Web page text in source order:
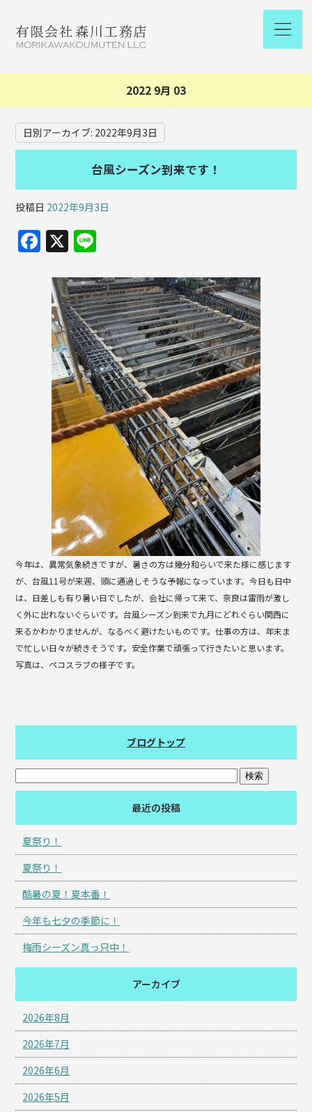
2022 9月 03
日別アーカイブ: 2022年9月3日
台風シーズン到来です！
投稿日 2022年9月3日
F
a
c
e
b
o
o
k
X
e
今年は、異常気象続きですが、暑さの方は幾分和らいで来た様に感じます
が、台風11号が来週、頭に通過しそうな予報になっています。今日も日中
は、日差しも有り暑い日でしたが、会社に帰って来て、奈良は雷雨が激し
く外に出れないぐらいです。台風シーズン到来で九月にどれぐらい関西に
来るかわかりませんが、なるべく避けたいものです。仕事の方は、年末ま
で忙しい日々が続きそうです。安全作業で頑張って行きたいと思います。
写真は、ペコスラブの様子です。
ブログトップ
最近の投稿
夏祭り！
夏祭り！
酷暑の夏！夏本番！
今年も七夕の季節に！
梅雨シーズン真っ只中！
アーカイブ
2026年8月
2026年7月
2026年6月
2026年5月